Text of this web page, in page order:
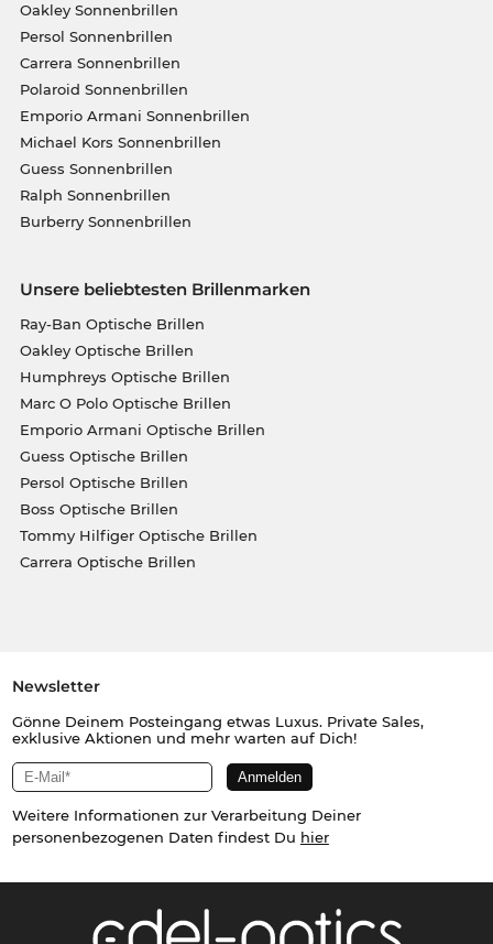
Oakley Sonnenbrillen
Persol Sonnenbrillen
Carrera Sonnenbrillen
Polaroid Sonnenbrillen
Emporio Armani Sonnenbrillen
Michael Kors Sonnenbrillen
Guess Sonnenbrillen
Ralph Sonnenbrillen
Burberry Sonnenbrillen
Unsere beliebtesten Brillenmarken
Ray-Ban Optische Brillen
Oakley Optische Brillen
Humphreys Optische Brillen
Marc O Polo Optische Brillen
Emporio Armani Optische Brillen
Guess Optische Brillen
Persol Optische Brillen
Boss Optische Brillen
Tommy Hilfiger Optische Brillen
Carrera Optische Brillen
Newsletter
Gönne Deinem Posteingang etwas Luxus. Private Sales,
exklusive Aktionen und mehr warten auf Dich!
Weitere Informationen zur Verarbeitung Deiner
personenbezogenen Daten findest Du hier